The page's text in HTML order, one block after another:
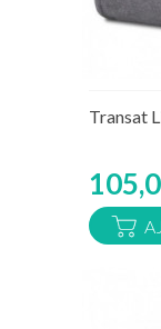
Transat